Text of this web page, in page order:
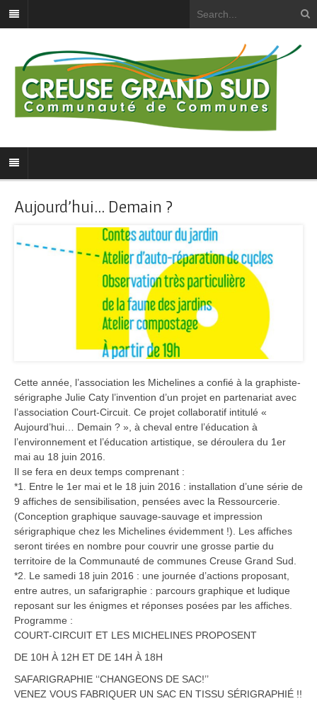
Aujourd’hui… Demain ?
Cette année, l’association les Michelines a confié à la graphiste-
sérigraphe Julie Caty l’invention d’un projet en partenariat avec
l’association Court-Circuit. Ce projet collaboratif intitulé «
Aujourd’hui… Demain ? », à cheval entre l’éducation à
l’environnement et l’éducation artistique, se déroulera du 1er
mai au 18 juin 2016.
Il se fera en deux temps comprenant :
*1. Entre le 1er mai et le 18 juin 2016 : installation d’une série de
9 affiches de sensibilisation, pensées avec la Ressourcerie.
(Conception graphique sauvage-sauvage et impression
sérigraphique chez les Michelines évidemment !). Les affiches
seront tirées en nombre pour couvrir une grosse partie du
territoire de la Communauté de communes Creuse Grand Sud.
*2. Le samedi 18 juin 2016 : une journée d’actions proposant,
entre autres, un safarigraphie : parcours graphique et ludique
reposant sur les énigmes et réponses posées par les affiches.
Programme :
COURT-CIRCUIT ET LES MICHELINES PROPOSENT
DE 10H À 12H ET DE 14H À 18H
SAFARIGRAPHIE ‘‘CHANGEONS DE SAC!’’
VENEZ VOUS FABRIQUER UN SAC EN TISSU SÉRIGRAPHIÉ !!